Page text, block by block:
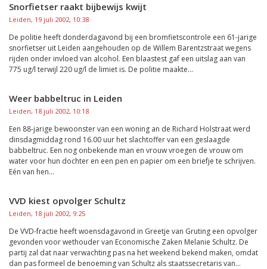
Snorfietser raakt bijbewijs kwijt
Leiden, 19 juli 2002, 10:38
De politie heeft donderdagavond bij een bromfietscontrole een 61-jarige
snorfietser uit Leiden aangehouden op de Willem Barentzstraat wegens
rijden onder invloed van alcohol. Een blaastest gaf een uitslag aan van
775 ug/l terwijl 220 ug/l de limiet is. De politie maakte...
Weer babbeltruc in Leiden
Leiden, 18 juli 2002, 10:18
Een 88-jarige bewoonster van een woning an de Richard Holstraat werd
dinsdagmiddag rond 16.00 uur het slachtoffer van een geslaagde
babbeltruc. Een nog onbekende man en vrouw vroegen de vrouw om
water voor hun dochter en een pen en papier om een briefje te schrijven.
Eén van hen...
VVD kiest opvolger Schultz
Leiden, 18 juli 2002, 9:25
De VVD-fractie heeft woensdagavond in Greetje van Gruting een opvolger
gevonden voor wethouder van Economische Zaken Melanie Schultz. De
partij zal dat naar verwachting pas na het weekend bekend maken, omdat
dan pas formeel de benoeming van Schultz als staatssecretaris van...